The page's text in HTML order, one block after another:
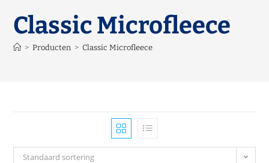
Classic Microfleece
> Producten > Classic Microfleece
Standaard sortering